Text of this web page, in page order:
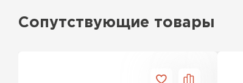
Сопутствующие товары